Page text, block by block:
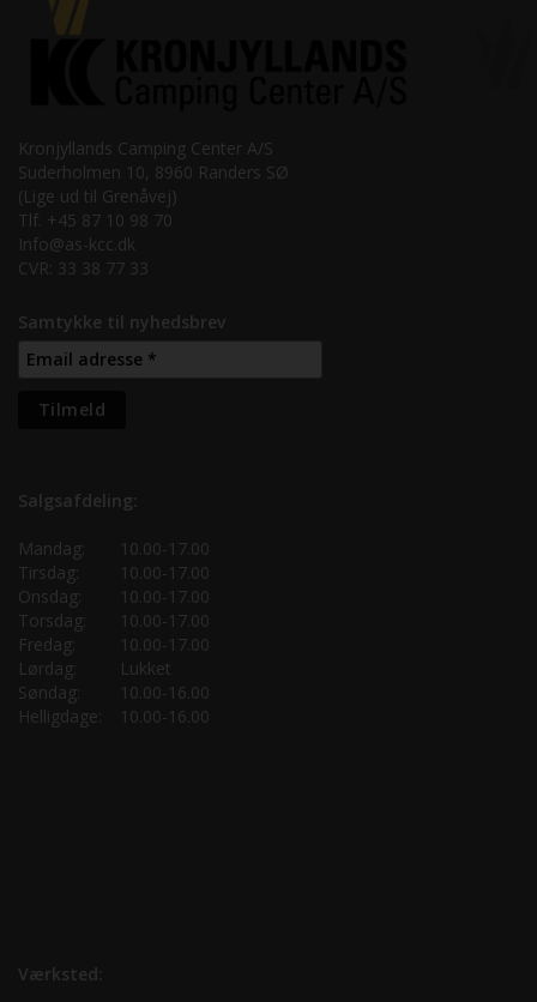
Kronjyllands Camping Center A/S
Suderholmen 10, 8960 Randers SØ
(Lige ud til Grenåvej)
Tlf. +45 87 10 98 70
Info@as-kcc.dk
CVR: 33 38 77 33
Samtykke til nyhedsbrev
Salgsafdeling:
Mandag:
10.00-17.00
Tirsdag:
10.00-17.00
Onsdag:
10.00-17.00
Torsdag:
10.00-17.00
Fredag:
10.00-17.00
Lørdag:
Lukket
Søndag:
10.00-16.00
Helligdage:
10.00-16.00
Værksted: